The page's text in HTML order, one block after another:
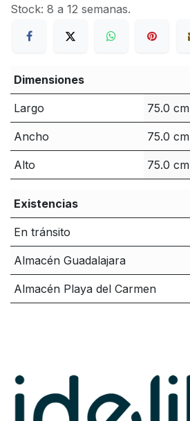
Stock: 8 a 12 semanas.
Dimensiones
Largo 75.0 cm
Ancho 75.0 cm
Alto 75.0 cm
Existencias
En tránsito
Almacén Guadalajara
Almacén Playa del Carmen